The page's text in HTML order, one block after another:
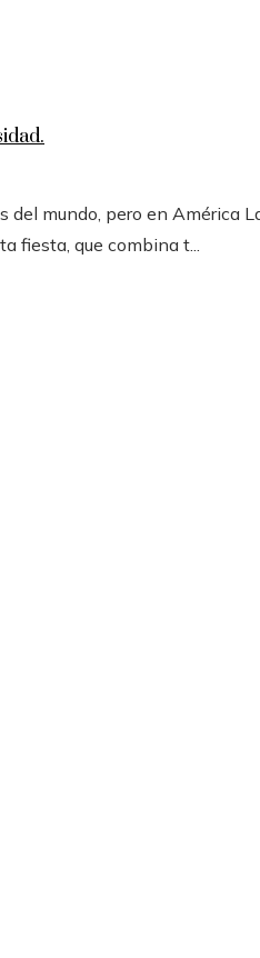
del mundo, pero en América
fiesta, que combina t...